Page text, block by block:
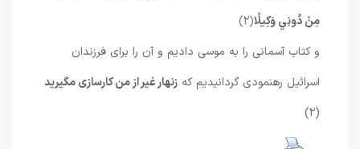
مِنْ دُونِي وَكِيلًا﴿۲﴾
و كتاب آسمانى را به موسى داديم و آن را براى فرزندان
اسرائيل رهنمودى گردانيديم كه زنهار غير از من كارسازى مگيريد
(۲)